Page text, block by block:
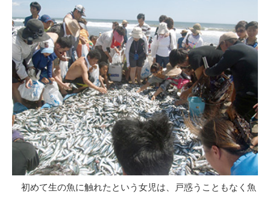
初めて生の魚に触れたという女児は、戸惑うこともなく魚